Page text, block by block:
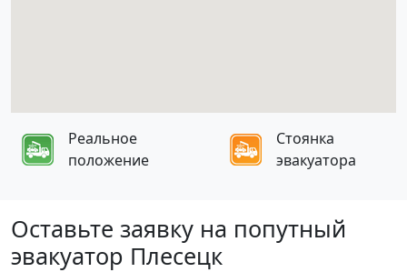
Реальное
положение
Стоянка
эвакуатора
Оставьте заявку на попутный
эвакуатор Плесецк